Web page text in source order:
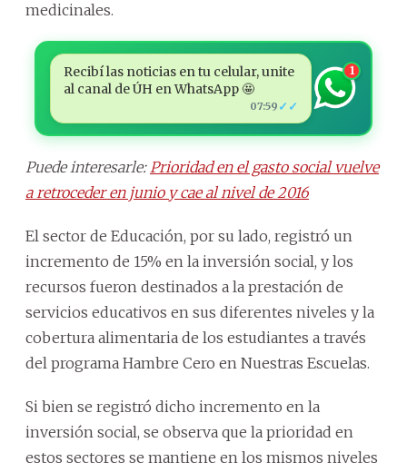
medicinales.
Recibí las noticias en tu celular, unite
al canal de ÚH en WhatsApp 🤩
07:59 ✓✓
1
Puede interesarle: Prioridad en el gasto social vuelve
a retroceder en junio y cae al nivel de 2016
El sector de Educación, por su lado, registró un
incremento de 15% en la inversión social, y los
recursos fueron destinados a la prestación de
servicios educativos en sus diferentes niveles y la
cobertura alimentaria de los estudiantes a través
del programa Hambre Cero en Nuestras Escuelas.
Si bien se registró dicho incremento en la
inversión social, se observa que la prioridad en
estos sectores se mantiene en los mismos niveles